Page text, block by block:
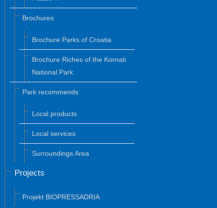
Brochures
Brochure Parks of Croatia
Brochure Riches of the Kornati
National Park
Park recommends
Local products
Local services
Surroundings Area
Projects
Projekt BIOPRESSADRIA